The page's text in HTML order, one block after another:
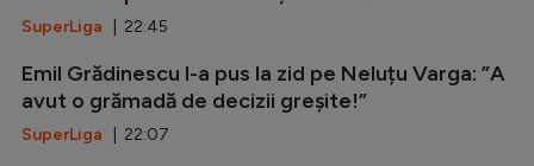
SuperLiga | 22:45
Emil Grădinescu l-a pus la zid pe Neluțu Varga: ”A
avut o grămadă de decizii greșite!”
SuperLiga | 22:07